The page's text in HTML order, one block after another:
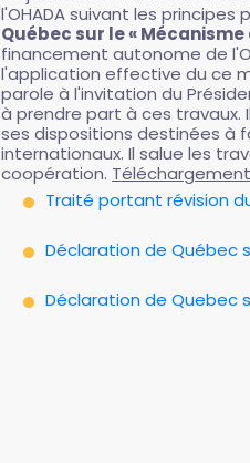
l'OHADA suivant les
Québec sur le «
financement autonome de
l'application effective du ce
parole à l'invitation du
à prendre part à ces travaux.
ses dispositions destinées à
internationaux. Il salue les
coopération.
Traité portant révision
Déclaration de Québec
Déclaration de Quebec